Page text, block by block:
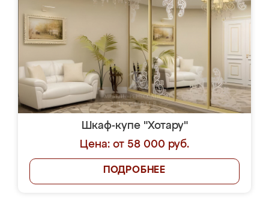
Шкаф-купе "Хотару"
Цена: от 58 000 руб.
ПОДРОБНЕЕ